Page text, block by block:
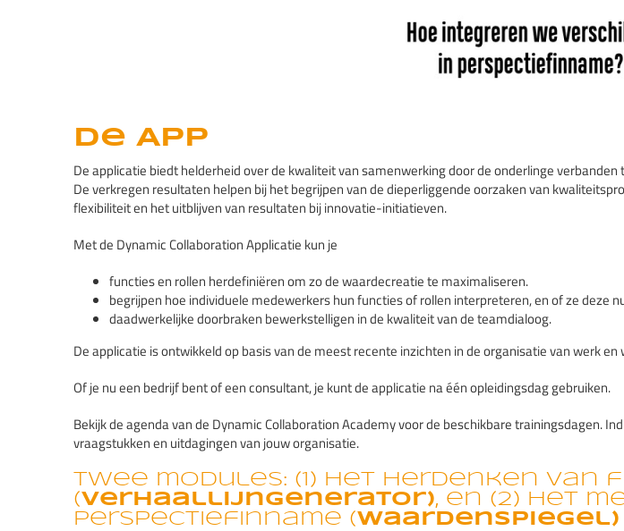
De App
De applicatie biedt helderheid over de kwaliteit van samenwerking door de onderlinge
De verkregen resultaten helpen bij het begrijpen van de dieperliggende oorzaken van
flexibiliteit en het uitblijven van resultaten bij innovatie-initiatieven.
Met de Dynamic Collaboration Applicatie kun je
functies en rollen herdefiniëren om zo de waardecreatie te maximaliseren.
begrijpen hoe individuele medewerkers hun functies of rollen interpreteren, en of ze deze
daadwerkelijke doorbraken bewerkstelligen in de kwaliteit van de teamdialoog.
De applicatie is ontwikkeld op basis van de meest recente inzichten in de organisatie van werk
Of je nu een bedrijf bent of een consultant, je kunt de applicatie na één opleidingsdag gebruiken.
Bekijk de agenda van de Dynamic Collaboration Academy voor de beschikbare trainingsdagen.
vraagstukken en uitdagingen van jouw organisatie.
Twee modules: (1) Het herdenken
(Verhaallijngenerator), en (2) het
perspectiefinname (Waardenspiegel)